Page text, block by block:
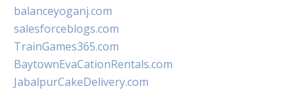
balanceyoganj.com
salesforceblogs.com
TrainGames365.com
BaytownEvaCationRentals.com
JabalpurCakeDelivery.com